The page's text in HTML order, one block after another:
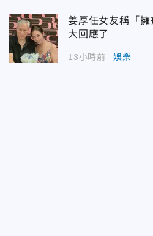
姜厚任女友稱「
大回應了
13小時前 娛樂